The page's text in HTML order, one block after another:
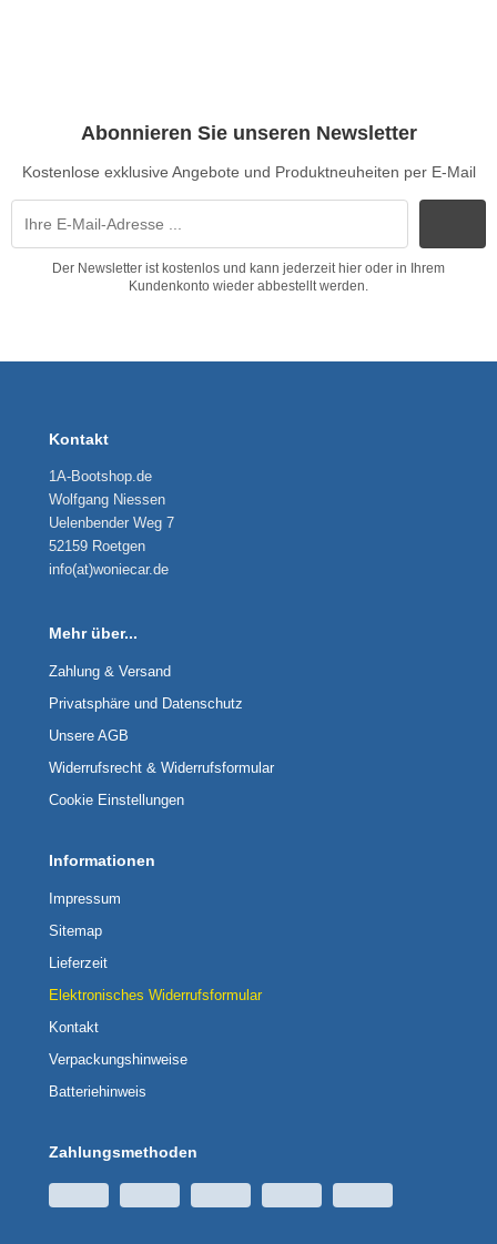
Abonnieren Sie unseren Newsletter
Kostenlose exklusive Angebote und Produktneuheiten per E-Mail
Der Newsletter ist kostenlos und kann jederzeit hier oder in Ihrem
Kundenkonto wieder abbestellt werden.
Kontakt
1A-Bootshop.de
Wolfgang Niessen
Uelenbender Weg 7
52159 Roetgen
info(at)woniecar.de
Mehr über...
Zahlung & Versand
Privatsphäre und Datenschutz
Unsere AGB
Widerrufsrecht & Widerrufsformular
Cookie Einstellungen
Informationen
Impressum
Sitemap
Lieferzeit
Elektronisches Widerrufsformular
Kontakt
Verpackungshinweise
Batteriehinweis
Zahlungsmethoden